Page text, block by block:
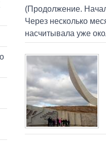
(Продолжение.
Через несколько
насчитывала уже